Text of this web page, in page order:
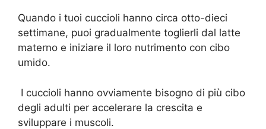
Quando i tuoi cuccioli hanno circa otto-dieci
settimane, puoi gradualmente toglierli dal latte
materno e iniziare il loro nutrimento con cibo
umido.
I cuccioli hanno ovviamente bisogno di più cibo
degli adulti per accelerare la crescita e
sviluppare i muscoli.